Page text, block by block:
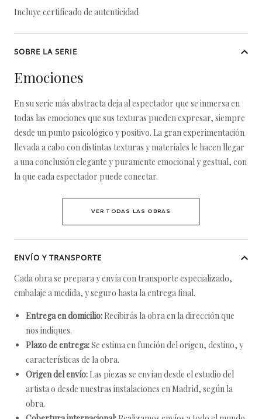
Incluye certificado de autenticidad
SOBRE LA SERIE
Emociones
En su serie más abstracta deja al espectador que se inmersa en
todas las emociones que sus texturas pueden expresar, siempre
desde un punto psicológico y positivo. La gran experimentación
llevada a cabo con distintas texturas y materiales le hacen llegar
a una conclusión elegante y puramente emocional y gestual, con
la que cada espectador puede conectar.
VER TODAS LAS OBRAS
ENVÍO Y TRANSPORTE
Cada obra se prepara y envía con transporte especializado,
embalaje a medida, y seguro hasta la entrega final.
Entrega en domicilio: Recibirás la obra en la dirección que
nos indiques.
Plazo de entrega:Se estima en función del origen, destino, y
características de la obra.
Origen del envío: Las piezas se envían desde el estudio del
artista o desde nuestras instalaciones en Madrid, según la
obra.